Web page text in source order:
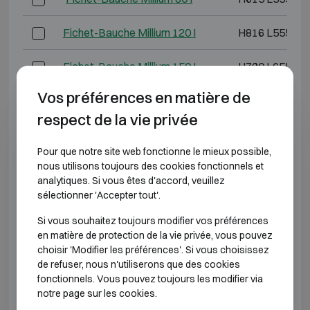
Fichet-Bauche Millium 120 I H816 L555
Fichet-Bauche Millium 150 I H790 L655
Fichet-Bauche Millium 160 I H1140 L555
Fichet-Bauche Millium 250 I H895 L765
Fichet-Bauche Millium 370 I
*Profondeur extérieure hors charnières, poignée ou
serrure.
CLASSE DE RÉSISTANCE À L'EFFRACTION 2
Vos préférences en matière de
respect de la vie privée
Pour que notre site web fonctionne le mieux possible,
nous utilisons toujours des cookies fonctionnels et
analytiques. Si vous êtes d'accord, veuillez
sélectionner 'Accepter tout'.
Si vous souhaitez toujours modifier vos préférences
en matière de protection de la vie privée, vous pouvez
choisir 'Modifier les préférences'. Si vous choisissez
de refuser, nous n'utiliserons que des cookies
fonctionnels. Vous pouvez toujours les modifier via
notre page sur les cookies.